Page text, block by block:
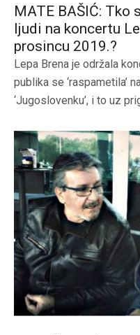
MATE BAŠIĆ: Tko
ljudi na koncertu
prosincu 2019.?
Lepa Brena je održala
publika se ‘raspametila’
‘Jugoslovenku’, i to uz